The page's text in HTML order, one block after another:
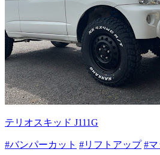
テリオスキッド J111G
#バンパーカット #リフトアップ #